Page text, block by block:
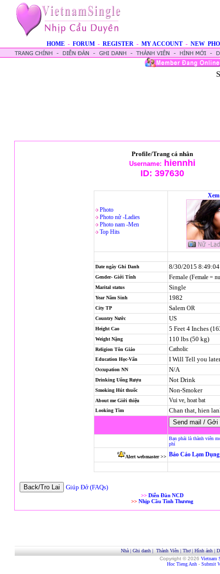
HOME - FORUM - REGISTER - MY ACCOUNT - NEW
Profile/Trang cá nhân
Username: hiennhi
ID: 397630
Photo
Photo nử -Ladies
Photo nam -Men
Top Hits
Date ngày Ghi Danh 8/30/2015
Gender- Giới Tính Female (Female =
Marital status Single
Year Năm Sinh 1982
City TP Salem OR
Country Nước US
Height Cao 5 Feet 4 Inches
Weight Nặng 110 lbs (50 kg)
Religion Tôn Giáo Catholic
Education Học-Vấn I Will Tell you later
Occupation NN N/A
Drinking Uống Rượu Not Drink
Smoking Hút thuốc Non-Smoker
About me Giới thiệu Vui ve, hoat bat
Looking Tìm Chan that, hien
Bạn phải là thành viên
phí
Alert webmaster >> Báo Cáo Lạm
Giúp Đở (FAQs)
>> Diễn Đàn NCD
>> Nhịp Cầu Tình Thương
Nhà| Ghi danh| Thành Viên| Thơ| Hình ảnh|
Copyright © 2026 Vietnam
Hoc Tieng Anh - Submit